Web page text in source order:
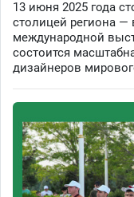
13 июня 2025 года
столицей региона —
международной
состоится
дизайнеров